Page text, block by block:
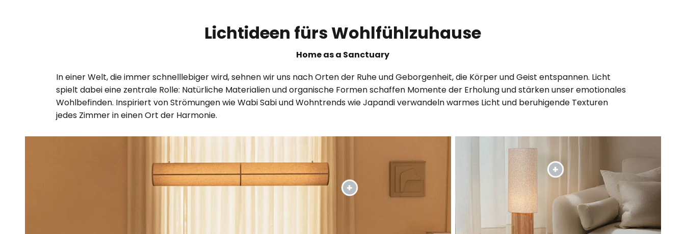
Lichtideen fürs Wohlfühlzuhause
Home as a Sanctuary
In einer Welt, die immer schnelllebiger wird, sehnen wir uns nach Orten der Ruhe und Geborgenheit, die Körper und Geist entspannen. Licht
spielt dabei eine zentrale Rolle: Natürliche Materialien und organische Formen schaffen Momente der Erholung und stärken unser emotionales
Wohlbefinden. Inspiriert von Strömungen wie Wabi Sabi und Wohntrends wie Japandi verwandeln warmes Licht und beruhigende Texturen
jedes Zimmer in einen Ort der Harmonie.